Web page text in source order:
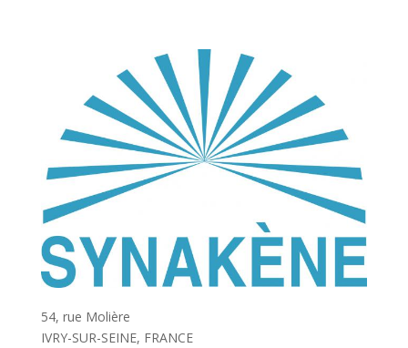
54, rue Molière
IVRY-SUR-SEINE, FRANCE